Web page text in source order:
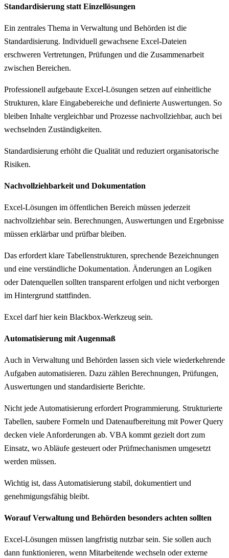
Standardisierung statt Einzellösungen
Ein zentrales Thema in Verwaltung und Behörden ist die
Standardisierung. Individuell gewachsene Excel-Dateien
erschweren Vertretungen, Prüfungen und die Zusammenarbeit
zwischen Bereichen.
Professionell aufgebaute Excel-Lösungen setzen auf einheitliche
Strukturen, klare Eingabebereiche und definierte Auswertungen. So
bleiben Inhalte vergleichbar und Prozesse nachvollziehbar, auch bei
wechselnden Zuständigkeiten.
Standardisierung erhöht die Qualität und reduziert organisatorische
Risiken.
Nachvollziehbarkeit und Dokumentation
Excel-Lösungen im öffentlichen Bereich müssen jederzeit
nachvollziehbar sein. Berechnungen, Auswertungen und Ergebnisse
müssen erklärbar und prüfbar bleiben.
Das erfordert klare Tabellenstrukturen, sprechende Bezeichnungen
und eine verständliche Dokumentation. Änderungen an Logiken
oder Datenquellen sollten transparent erfolgen und nicht verborgen
im Hintergrund stattfinden.
Excel darf hier kein Blackbox-Werkzeug sein.
Automatisierung mit Augenmaß
Auch in Verwaltung und Behörden lassen sich viele wiederkehrende
Aufgaben automatisieren. Dazu zählen Berechnungen, Prüfungen,
Auswertungen und standardisierte Berichte.
Nicht jede Automatisierung erfordert Programmierung. Strukturierte
Tabellen, saubere Formeln und Datenaufbereitung mit Power Query
decken viele Anforderungen ab. VBA kommt gezielt dort zum
Einsatz, wo Abläufe gesteuert oder Prüfmechanismen umgesetzt
werden müssen.
Wichtig ist, dass Automatisierung stabil, dokumentiert und
genehmigungsfähig bleibt.
Worauf Verwaltung und Behörden besonders achten sollten
Excel-Lösungen müssen langfristig nutzbar sein. Sie sollen auch
dann funktionieren, wenn Mitarbeitende wechseln oder externe